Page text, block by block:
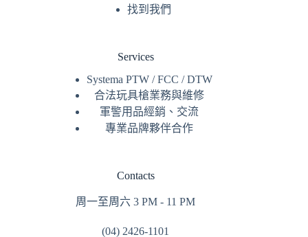
找到我們
Services
Systema PTW / FCC / DTW
合法玩具槍業務與維修
軍警用品經銷、交流
專業品牌夥伴合作
Contacts
周一至周六 3 PM - 11 PM
(04) 2426-1101